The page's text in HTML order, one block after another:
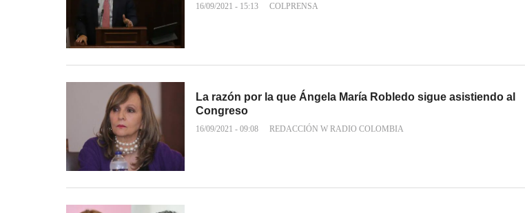
16/09/2021 - 15:13 COLPRENSA
La razón por la que Ángela María Robledo sigue asistiendo al
Congreso
16/09/2021 - 09:08 REDACCIÓN W RADIO COLOMBIA